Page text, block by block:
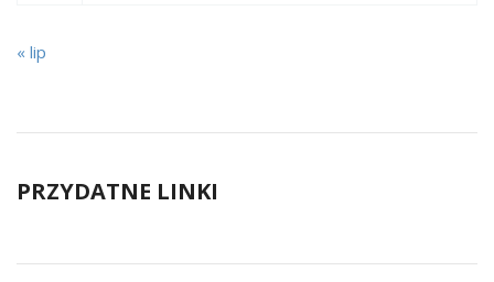
« lip
PRZYDATNE LINKI